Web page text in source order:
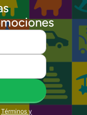
Términos y